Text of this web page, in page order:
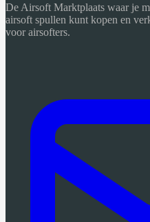
De Airsoft Marktplaats waar je
airsoft spullen kunt kopen en
voor airsofters.